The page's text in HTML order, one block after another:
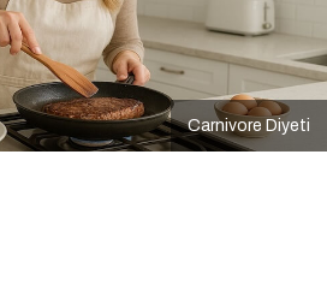
Carnivore Diyeti